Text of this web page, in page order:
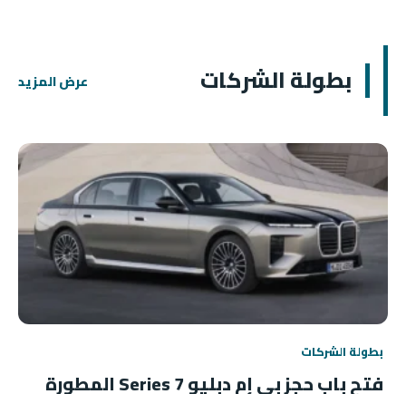
بطولة الشركات عرض المزيد
بطولة الشركات
فتح باب حجز بي إم دبليو 7 Series المطورة